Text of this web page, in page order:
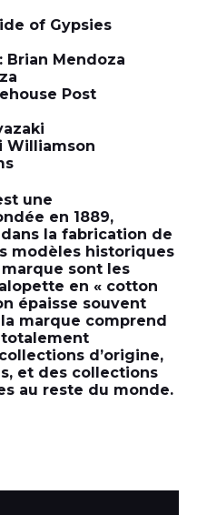
of Gypsies
Brian Mendoza
Post
Williamson
une
en 1889,
la fabrication de
modèles historiques
sont les
en« cotton
épaisse souvent
marque comprend
d’origine,
et des collections
au reste du monde.